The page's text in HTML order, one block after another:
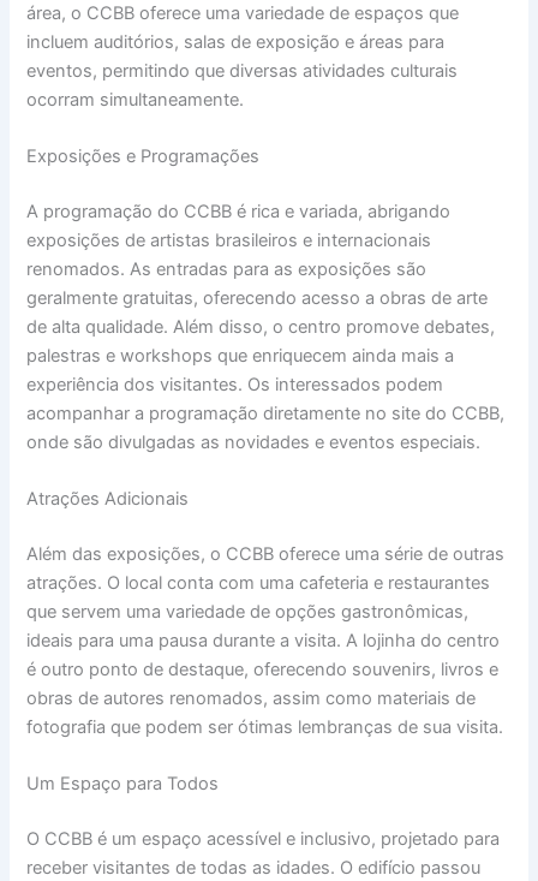
área, o CCBB oferece uma variedade de espaços que
incluem auditórios, salas de exposição e áreas para
eventos, permitindo que diversas atividades culturais
ocorram simultaneamente.
Exposições e Programações
A programação do CCBB é rica e variada, abrigando
exposições de artistas brasileiros e internacionais
renomados. As entradas para as exposições são
geralmente gratuitas, oferecendo acesso a obras de arte
de alta qualidade. Além disso, o centro promove debates,
palestras e workshops que enriquecem ainda mais a
experiência dos visitantes. Os interessados podem
acompanhar a programação diretamente no site do CCBB,
onde são divulgadas as novidades e eventos especiais.
Atrações Adicionais
Além das exposições, o CCBB oferece uma série de outras
atrações. O local conta com uma cafeteria e restaurantes
que servem uma variedade de opções gastronômicas,
ideais para uma pausa durante a visita. A lojinha do centro
é outro ponto de destaque, oferecendo souvenirs, livros e
obras de autores renomados, assim como materiais de
fotografia que podem ser ótimas lembranças de sua visita.
Um Espaço para Todos
O CCBB é um espaço acessível e inclusivo, projetado para
receber visitantes de todas as idades. O edifício passou